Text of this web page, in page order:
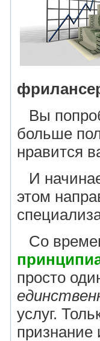
Вы
больше
нравится
И
этом
Со
просто
услуг.
признание